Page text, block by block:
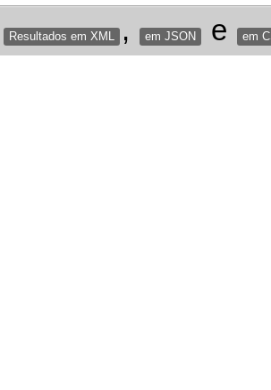
Resultados em XML , em JSON e em